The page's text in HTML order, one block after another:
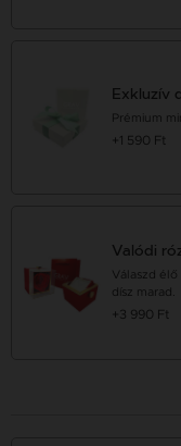
Exkluzív
Prémium
+1 590 Ft
Valódi
Válaszd
dísz marad.
+3 990 Ft